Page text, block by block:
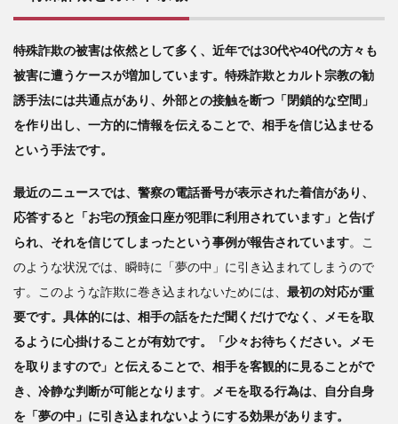
特殊詐欺の被害は依然として多く、近年では30代や40代の方々も
被害に遭うケースが増加しています。特殊詐欺とカルト宗教の勧
誘手法には共通点があり、外部との接触を断つ「閉鎖的な空間」
を作り出し、一方的に情報を伝えることで、相手を信じ込ませる
という手法です。
最近のニュースでは、警察の電話番号が表示された着信があり、
応答すると「お宅の預金口座が犯罪に利用されています」と告げ
られ、それを信じてしまったという事例が報告されています。こ
のような状況では、瞬時に「夢の中」に引き込まれてしまうので
す。このような詐欺に巻き込まれないためには、 最初の対応が重
要です。具体的には、相手の話をただ聞くだけでなく、メモを取
るように心掛けることが有効です。「少々お待ちください。メモ
を取りますので」と伝えることで、相手を客観的に見ることがで
き、冷静な判断が可能となります。
メモを取る行為は、自分自身
を「夢の中」に引き込まれないようにする効果があります。